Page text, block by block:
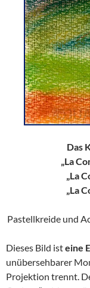
Das
„La
„La
„La
Pastellkreide und
Dieses Bild isteine
unübersehbarer
Projektion trennt.